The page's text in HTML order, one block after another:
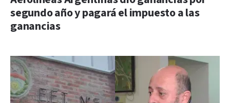
segundo año y pagará el impuesto a las
ganancias